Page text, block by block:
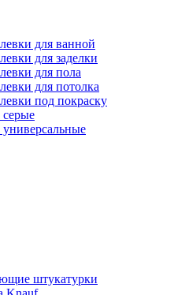
для ванной
для заделки
для пола
для потолка
под покраску
штукатурки